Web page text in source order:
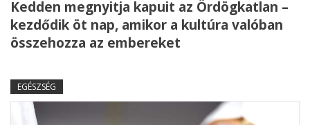
Kedden megnyitja kapuit az Ördögkatlan –
kezdődik öt nap, amikor a kultúra valóban
összehozza az embereket
EGÉSZSÉG